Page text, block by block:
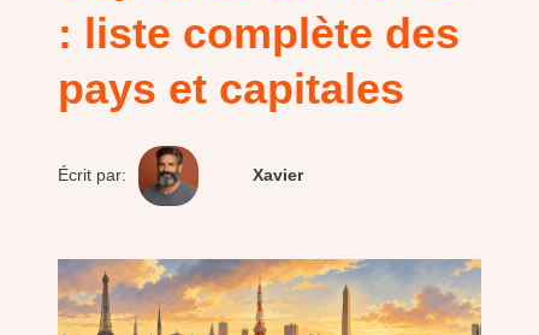
: liste complète des
pays et capitales
Écrit par: Xavier